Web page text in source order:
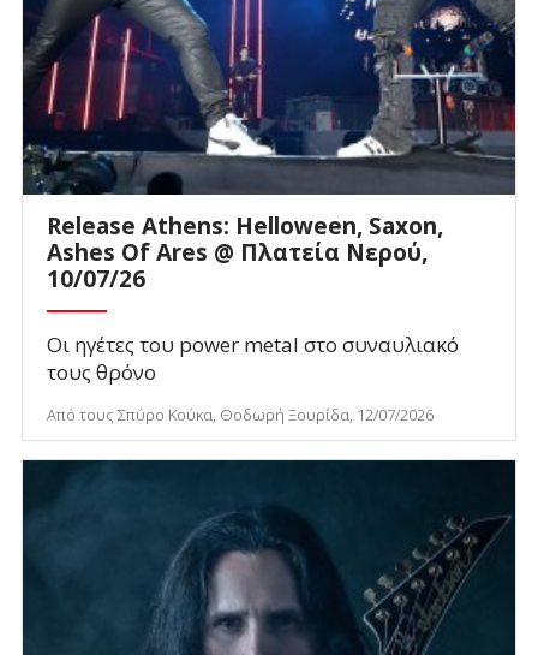
Release Athens: Helloween, Saxon,
Ashes Of Ares @ Πλατεία Νερού,
10/07/26
Οι ηγέτες του power metal στο συναυλιακό
τους θρόνο
Από τους Σπύρο Κούκα, Θοδωρή Ξουρίδα, 12/07/2026